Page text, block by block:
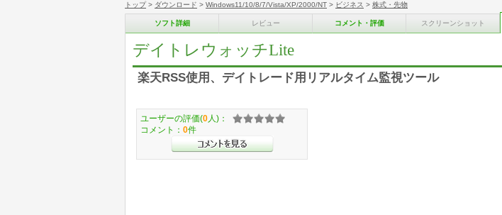
トップ> ダウンロード > Windows11/10/8/7/Vista/XP/2000/NT > ビジネス > 株式・先物
ソフト詳細 レビュー コメント・評価 スクリーンショット
デイトレウォッチLite
楽天RSS使用、デイトレード用リアルタイム監視ツール
ユーザーの評価(0 人)：
コメント： 0件